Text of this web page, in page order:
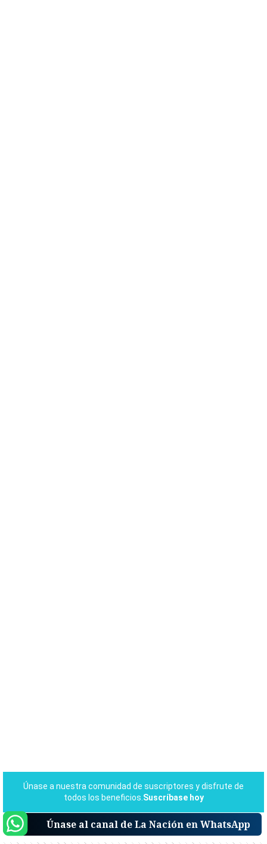
Únase al canal de La Nación en WhatsApp